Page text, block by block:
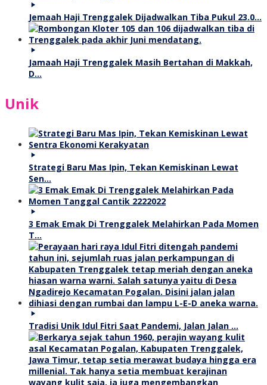
Jemaah Haji Trenggalek Dijadwalkan Tiba Pukul 23.0…
Jamaah Haji Trenggalek Masih Bertahan di Makkah,
D…
Unik
Strategi Baru Mas Ipin, Tekan Kemiskinan Lewat
Sen…
3 Emak Emak Di Trenggalek Melahirkan Pada Momen
T…
Tradisi Unik Idul Fitri Saat Pandemi, Jalan Jalan …